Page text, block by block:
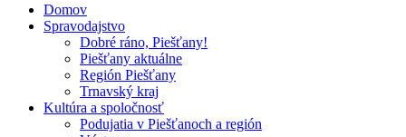
Domov
Spravodajstvo
Dobré ráno, Piešťany!
Piešťany aktuálne
Región Piešťany
Trnavský kraj
Kultúra a spoločnosť
Podujatia v Piešťanoch a región